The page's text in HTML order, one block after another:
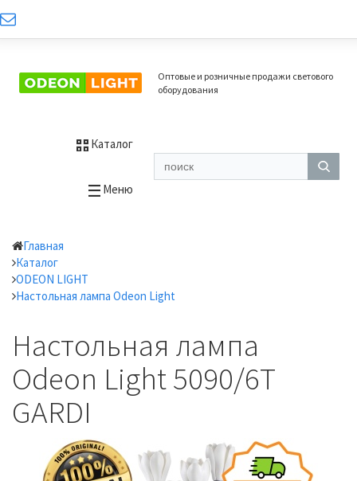
Оптовые и розничные продажи светового
оборудования
Каталог
Меню
Главная
Каталог
ODEON LIGHT
Настольная лампа Odeon Light
Настольная лампа
Odeon Light 5090/6T
GARDI